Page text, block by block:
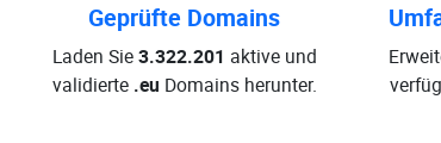
Geprüfte Domains
Laden Sie3.322.201 aktive und
validierte .eu Domains herunter.